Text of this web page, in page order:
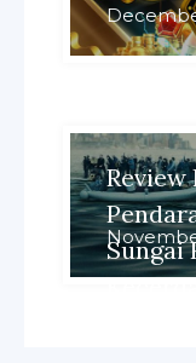
Review
Sungai